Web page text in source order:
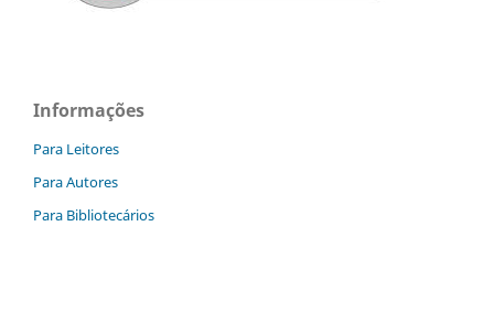
Informações
Para Leitores
Para Autores
Para Bibliotecários